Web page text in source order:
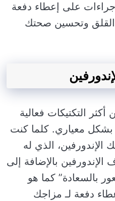
على إعطاء دفعة
القلق وتحسين صحتك
أكثر التكتيكات فعالية
بشكل معياري. كلما كنت
الذي له
الإندورفين بالإضافة إلى
بالسعادة” كما هو
دفعة لـ مزاجك